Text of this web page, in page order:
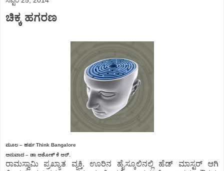
ಚಿಕ್ಕ ಹಗರಣ
ಮೂಲ – ಹರ್ಷ Think Bangalore
ಅನುವಾದ – ಡಾ ಅಶೋಕ್ ಕೆ ಆರ್.
ರಾಮಸ್ವಾಮಿ ಪ್ರಖ್ಯಾತ ವ್ಯಕ್ತಿ. ಊರಿನ ಹೈಸ್ಕೂಲಿನಲ್ಲಿ ಹೆಡ್ ಮಾಸ್ಟರ್ ಆಗಿ